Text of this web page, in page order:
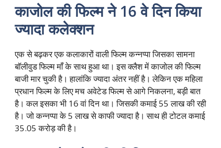
काजोल की फिल्म ने 16 वे दिन किया
ज्यादा कलेक्शन
एक से बढ़कर एक कलाकारों वाली फिल्म कन्नप्पा जिसका सामना
बॉलीवुड फिल्म माँ के साथ हुआ था। इस क्लैश में काजोल की फिल्म
बाजी मार चुकी है। हालांकि ज्यादा अंतर नहीं है। लेकिन एक महिला
प्रधान फिल्म के लिए मच अवेटेड फिल्म से आगे निकलना, बड़ी बात
है। कल इसका भी 16 वां दिन था। जिसकी कमाई 55 लाख की रही
है। जो कन्नप्पा के 5 लाख से काफी ज्यादा है। साथ ही टोटल कमाई
35.05 करोड़ की है।